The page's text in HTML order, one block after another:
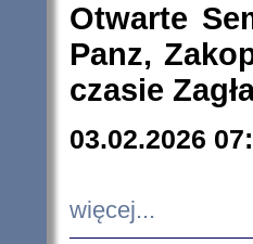
Otwarte
Panz,
czasie
03.02.2026
więcej...